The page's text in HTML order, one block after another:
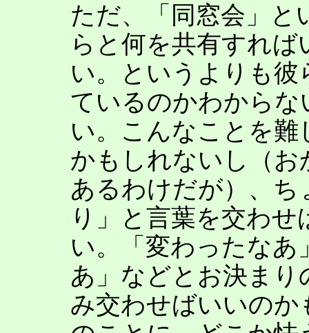
ただ、「同窓会」と
らと何を共有すれ
い。というよりも彼
ているのかわから
い。こんなことを
かもしれないし（
あるわけだが）、
り」と言葉を交わ
い。「変わったな
あ」などとお決まり
み交わせばいいの